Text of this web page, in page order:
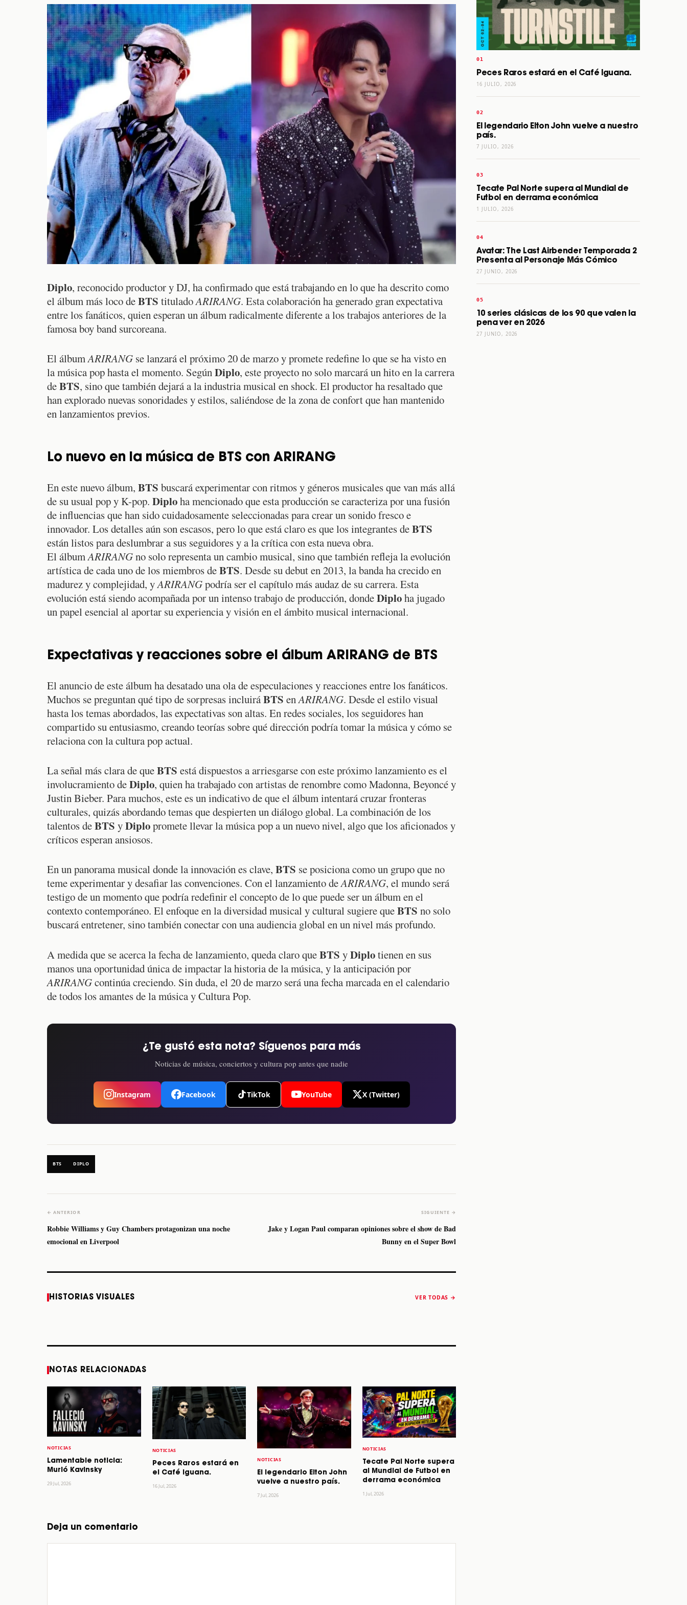
Diplo, reconocido productor y DJ, ha confirmado que está trabajando en lo que ha descrito como
el álbum más loco deBTS tituladoARIRANG. Esta colaboración ha generado gran expectativa
entre los fanáticos, quien esperan un álbum radicalmente diferente a los trabajos anteriores de la
famosa boy band surcoreana.
El álbumARIRANG se lanzará el próximo 20 de marzo y promete redefine lo que se ha visto en
la música pop hasta el momento. SegúnDiplo, este proyecto no solo marcará un hito en la carrera
deBTS, sino que también dejará a la industria musical en shock. El productor ha resaltado que
han explorado nuevas sonoridades y estilos, saliéndose de la zona de confort que han mantenido
en lanzamientos previos.
Lo nuevo en la música de BTS con ARIRANG
En este nuevo álbum, BTS buscará experimentar con ritmos y géneros musicales que van más allá
de su usual pop y K-pop. Diploha mencionado que esta producción se caracteriza por una fusión
de influencias que han sido cuidadosamente seleccionadas para crear un sonido fresco e
innovador. Los detalles aún son escasos, pero lo que está claro es que los integrantes deBTS
están listos para deslumbrar a sus seguidores y a la crítica con esta nueva obra.
El álbumARIRANGno solo representa un cambio musical, sino que también refleja la evolución
artística de cada uno de los miembros deBTS. Desde su debut en 2013, la banda ha crecido en
madurez y complejidad, yARIRANGpodría ser el capítulo más audaz de su carrera. Esta
evolución está siendo acompañada por un intenso trabajo de producción, dondeDiploha jugado
un papel esencial al aportar su experiencia y visión en el ámbito musical internacional.
Expectativas y reacciones sobre el álbum ARIRANG de BTS
El anuncio de este álbum ha desatado una ola de especulaciones y reacciones entre los fanáticos.
Muchos se preguntan qué tipo de sorpresas incluiráBTS enARIRANG. Desde el estilo visual
hasta los temas abordados, las expectativas son altas. En redes sociales, los seguidores han
compartido su entusiasmo, creando teorías sobre qué dirección podría tomar la música y cómo se
relaciona con la cultura pop actual.
La señal más clara de queBTS está dispuestos a arriesgarse con este próximo lanzamiento es el
involucramiento deDiplo, quien ha trabajado con artistas de renombre como Madonna, Beyoncé y
Justin Bieber. Para muchos, este es un indicativo de que el álbum intentará cruzar fronteras
culturales, quizás abordando temas que despierten un diálogo global. La combinación de los
talentos deBTS yDiplopromete llevar la música pop a un nuevo nivel, algo que los aficionados y
críticos esperan ansiosos.
En un panorama musical donde la innovación es clave, BTS se posiciona como un grupo que no
teme experimentar y desafiar las convenciones. Con el lanzamiento deARIRANG, el mundo será
testigo de un momento que podría redefinir el concepto de lo que puede ser un álbum en el
contexto contemporáneo. El enfoque en la diversidad musical y cultural sugiere queBTS no solo
buscará entretener, sino también conectar con una audiencia global en un nivel más profundo.
A medida que se acerca la fecha de lanzamiento, queda claro queBTS yDiplotienen en sus
manos una oportunidad única de impactar la historia de la música, y la anticipación por
ARIRANGcontinúa creciendo. Sin duda, el 20 de marzo será una fecha marcada en el calendario
de todos los amantes de la música y Cultura Pop.
¿Te gustó esta nota? Síguenos para más
Noticias de música, conciertos y cultura pop antes que nadie
Instagram Facebook TikTok YouTube X (Twitter)
BTS DIPLO
← ANTERIOR
Robbie Williams y Guy Chambers protagonizan una noche
emocional en Liverpool
SIGUIENTE →
Jake y Logan Paul comparan opiniones sobre el show de Bad
Bunny en el Super Bowl
HISTORIAS VISUALES VER TODAS →
Monterrey el próximo
NOTAS RELACIONADAS
NOTICIAS
Lamentable noticia:
Murió Kavinsky
29 Jul, 2026
NOTICIAS
Peces Raros estará en
el Café Iguana.
16 Jul, 2026
NOTICIAS
El legendario Elton John
vuelve a nuestro país.
7 Jul, 2026
NOTICIAS
Tecate Pal Norte supera
al Mundial de Futbol en
derrama económica
1 Jul, 2026
Deja un comentario
Peces Raros estará en el Café Iguana.
16 JULIO, 2026
El legendario Elton John vuelve a nuestro
país.
7 JULIO, 2026
Tecate Pal Norte supera al Mundial de
Futbol en derrama económica
1 JULIO, 2026
Avatar: The Last Airbender Temporada 2
Presenta al Personaje Más Cómico
27 JUNIO, 2026
10 series clásicas de los 90 que valen la
pena ver en 2026
27 JUNIO, 2026